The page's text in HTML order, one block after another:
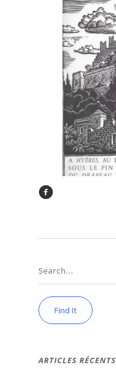
ARTICLES RÉCENTS